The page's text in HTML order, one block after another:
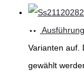
Varianten auf.
gewählt